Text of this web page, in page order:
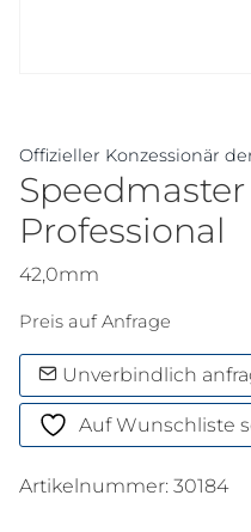
Offizieller Konzessionär
Professional
42,0mm
Preis auf Anfrage
Unverbindlich
Auf Wunschliste
Artikelnummer: 30184